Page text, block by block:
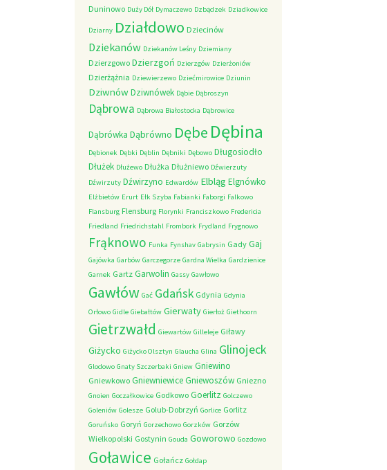
Duninowo Duży Dół Dymaczewo Dzbądzek Dziadkowice
Dziarny Działdowo Dziecinów
Dziekanów Dziekanów Leśny Dziemiany
Dzierzgowo Dzierzgoń Dzierzgów Dzierżoniów
Dzierżążnia Dziewierzewo Dziećmirowice Dziunin
DziwnówDziwnówek Dąbie Dąbroszyn
Dąbrowa Dąbrowa Białostocka Dąbrowice
Dąbrówka Dąbrówno Dębe Dębina
Dębionek Dębki Dęblin Dębniki Dębowo Długosiodło
Dłużek Dłużewo Dłużka Dłużniewo Dźwierzuty
Dźwirzuty Dźwirzyno Edwardów Elbląg Elgnówko
Elżbietów Erurt Ełk Szyba Fabianki Faborgi Falkowo
Flansburg Flensburg Florynki Franciszkowo Fredericia
Friedland Friedrichstahl Frombork Frydland Frygnowo
Frąknowo Funka Fynshav Gabrysin Gady Gaj
Gajówka Garbów Garczegorze Gardna Wielka Gardzienice
Garnek Gartz Garwolin Gassy Gawłowo
Gawłów Gać Gdańsk Gdynia Gdynia
Orłowo Gidle Giebałtów Gierwaty Gierłoż Giethoorn
Gietrzwałd Giewartów Gilleleje Giławy
Giżycko Giżycko Olsztyn Glaucha Glina Glinojeck
Glodowo Gnaty Szczerbaki Gniew Gniewino
Gniewkowo GniewniewiceGniewoszów Gniezno
Gnoien Goczałkowice Godkowo Goerlitz Golczewo
Goleniów Golesze Golub-Dobrzyń Gorlice Gorlitz
Goruńsko Goryń Gorzechowo Gorzków Gorzów
Wielkopolski Gostynin Gouda Goworowo Gozdowo
Goławice Gołańcz Gołdap